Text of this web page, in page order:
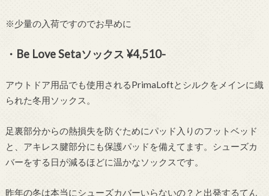
※少量の入荷ですのでお早めに
・Be Love Setaソックス ¥4,510-
アウトドア用品でも使用されるPrimaLoftとシルクをメインに織
られた冬用ソックス。
足裏部分からの熱損失を防ぐためにパッド入りのフットベッド
と、アキレス腱部分にも保護パッドを備えてます。シューズカ
バーをする日が減るほどに温かなソックスです。
昨年の冬は本当にシューズカバーいらないの？と出発するてん